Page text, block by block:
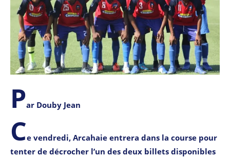
Par Douby Jean
Ce vendredi, Arcahaie entrera dans la course pour
tenter de décrocher l’un des deux billets disponibles